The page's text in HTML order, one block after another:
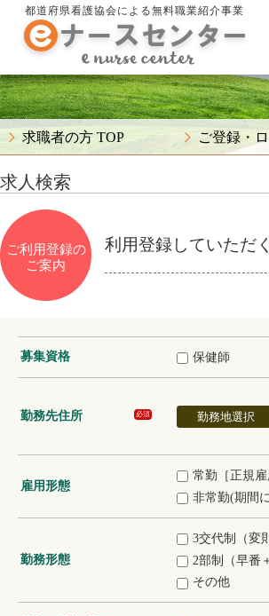
都道府県看護協会による無料職業紹介事業
求職者の方 TOP ご登録・
求人検索
ご利用登録の
ご案内
利用登録していただ
募集資格 保健師
勤務先住所 必須 勤務地選択
雇用形態
常勤［正規
非常勤(期間
勤務形態
3交代制（変
2部制（早番
その他